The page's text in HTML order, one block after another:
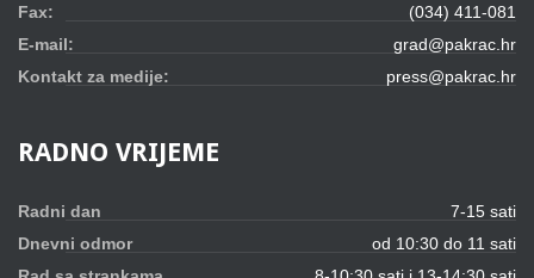
Fax:
(034) 411-081
E-mail:
grad@pakrac.hr
Kontakt za medije:
press@pakrac.hr
RADNO VRIJEME
Radni dan
7-15 sati
Dnevni odmor
od 10:30 do 11 sati